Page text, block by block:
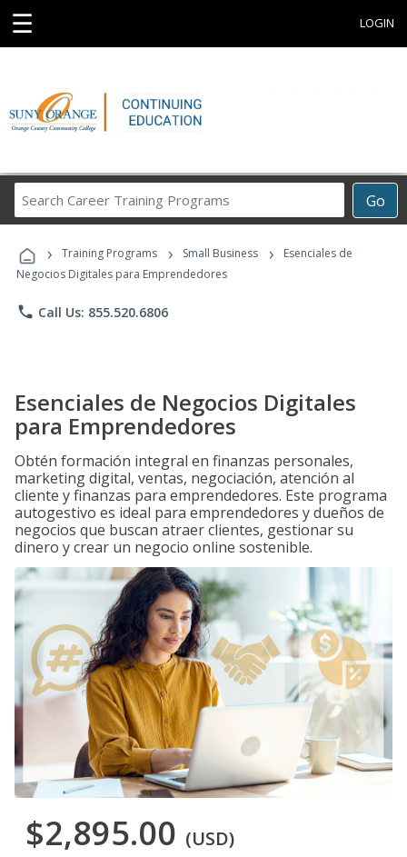
☰ LOGIN
Go
Career
Programs
› Training Programs › Small Business ›
Esenciales de
Negocios Digitales para Emprendedores
phone Call Us: 855.520.6806
Esenciales de Negocios Digitales
para Emprendedores
Obtén formación integral en finanzas personales,
marketing digital, ventas, negociación, atención al
cliente y finanzas para emprendedores. Este programa
autogestivo es ideal para emprendedores y dueños de
negocios que buscan atraer clientes, gestionar su
dinero y crear un negocio online sostenible.
$2,895.00 (USD)